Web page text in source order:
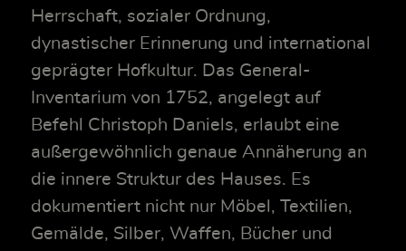
Herrschaft, sozialer Ordnung,
dynastischer Erinnerung und international
geprägter Hofkultur. Das General-
Inventarium von 1752, angelegt auf
Befehl Christoph Daniels, erlaubt eine
außergewöhnlich genaue Annäherung an
die innere Struktur des Hauses. Es
dokumentiert nicht nur Möbel, Textilien,
Gemälde, Silber, Waffen, Bücher und